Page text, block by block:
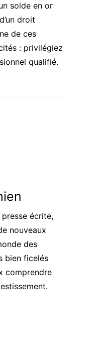
solde en or
droit
de ces
: privilégiez
qualifié.
écrite,
nouveaux
des
bien ficelés
comprendre